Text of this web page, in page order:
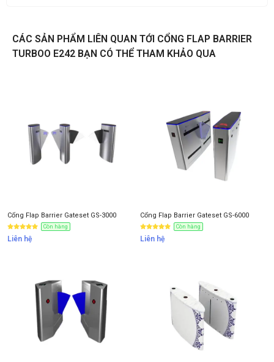
CÁC SẢN PHẨM LIÊN QUAN TỚI CỔNG FLAP BARRIER
TURBOO E242 BẠN CÓ THỂ THAM KHẢO QUA
Cổng Flap Barrier Gateset GS-3000
Còn hàng
Liên hệ
Cổng Flap Barrier Gateset GS-6000
Còn hàng
Liên hệ
Liên hệ
Thông tin nhận báo giá sản phẩm
Anh/Chị có dùng ZALO số này Tôi Không dùng